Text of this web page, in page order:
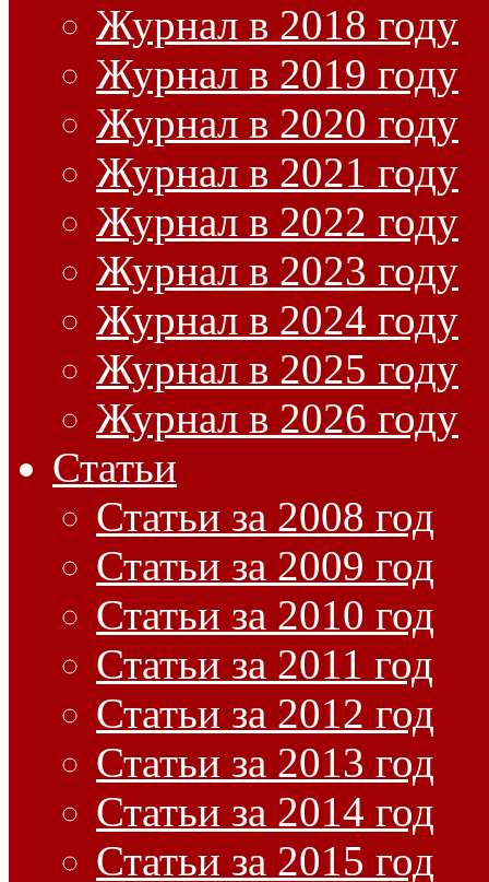
Журнал в 2018 году
Журнал в 2019 году
Журнал в 2020 году
Журнал в 2021 году
Журнал в 2022 году
Журнал в 2023 году
Журнал в 2024 году
Журнал в 2025 году
Журнал в 2026 году
Статьи
Статьи за 2008 год
Статьи за 2009 год
Статьи за 2010 год
Статьи за 2011 год
Статьи за 2012 год
Статьи за 2013 год
Статьи за 2014 год
Статьи за 2015 год